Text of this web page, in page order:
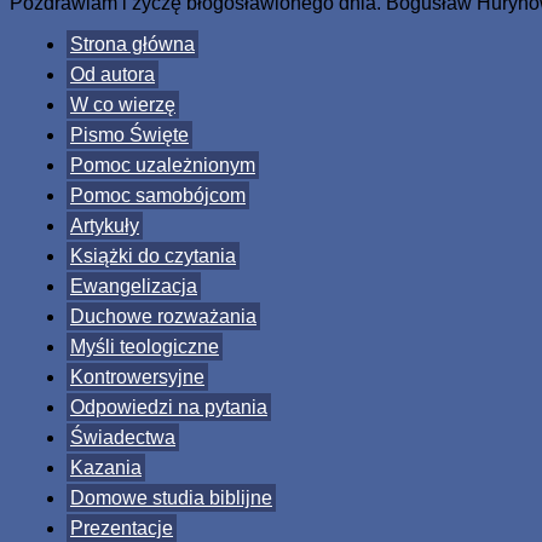
Strona główna
Od autora
W co wierzę
Pismo Święte
Pomoc uzależnionym
Pomoc samobójcom
Artykuły
Książki do czytania
Ewangelizacja
Duchowe rozważania
Myśli teologiczne
Kontrowersyjne
Odpowiedzi na pytania
Świadectwa
Kazania
Domowe studia biblijne
Prezentacje